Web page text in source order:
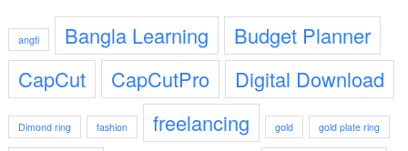
angti Bangla Learning
Budget Planner
CapCut
CapCutPro Digital Download
Dimond ring fashion freelancing gold gold plate ring